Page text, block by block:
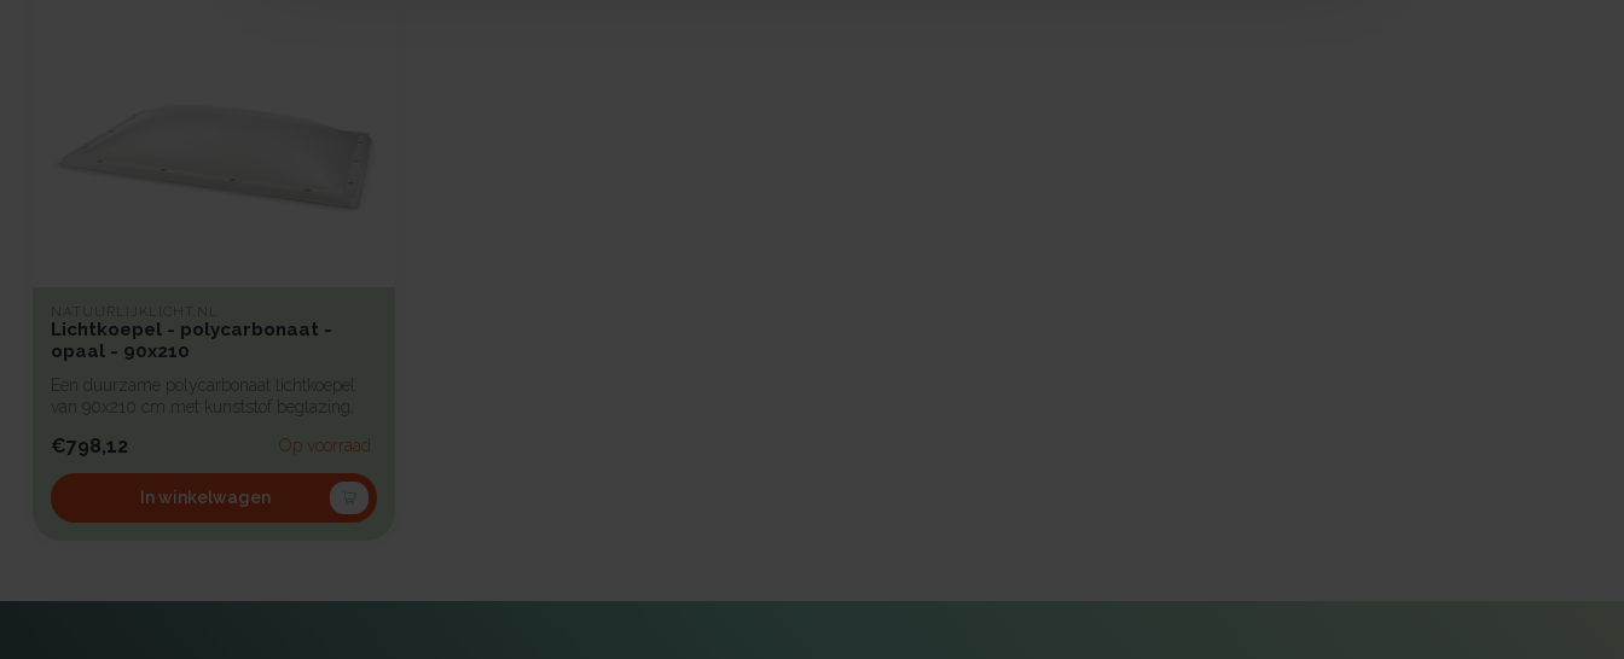
NATUURLIJKLICHT.NL
Lichtkoepel - polycarbonaat -
opaal - 90x210
Een duurzame polycarbonaat lichtkoepel
van 90x210 cm met kunststof beglazing,
€798,12 Op voorraad
In winkelwagen